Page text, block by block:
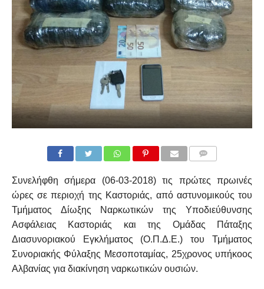
Συνελήφθη σήμερα (06-03-2018) τις πρώτες πρωινές
ώρες σε περιοχή της Καστοριάς, από αστυνομικούς του
Τμήματος Δίωξης Ναρκωτικών της Υποδιεύθυνσης
Ασφάλειας Καστοριάς και της Ομάδας Πάταξης
Διασυνοριακού Εγκλήματος (Ο.Π.Δ.Ε.) του Τμήματος
Συνοριακής Φύλαξης Μεσοποταμίας, 25χρονος υπήκοος
Αλβανίας για διακίνηση ναρκωτικών ουσιών.